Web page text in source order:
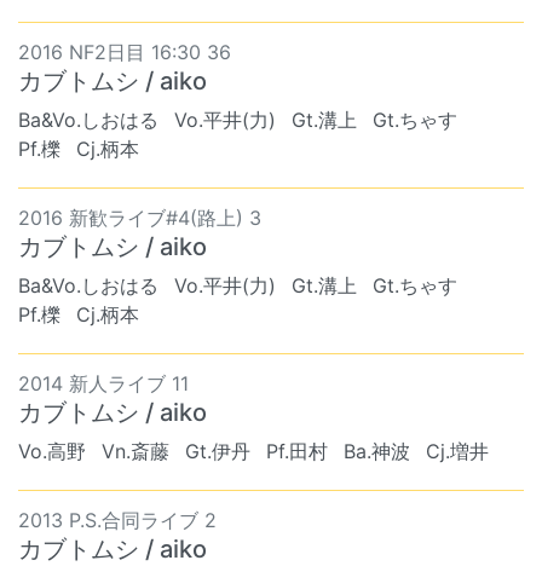
2016 NF2日目 16:30 36
カブトムシ / aiko
Ba&Vo.しおはる Vo.平井(力) Gt.溝上
Gt.ちゃす
Pf.櫟
Cj.柄本
2016 新歓ライブ#4(路上) 3
カブトムシ / aiko
Ba&Vo.しおはる Vo.平井(力) Gt.溝上
Gt.ちゃす
Pf.櫟
Cj.柄本
2014 新人ライブ 11
カブトムシ / aiko
Vo.高野 Vn.斎藤 Gt.伊丹 Pf.田村 Ba.神波 Cj.増井
2013 P.S.合同ライブ 2
カブトムシ / aiko